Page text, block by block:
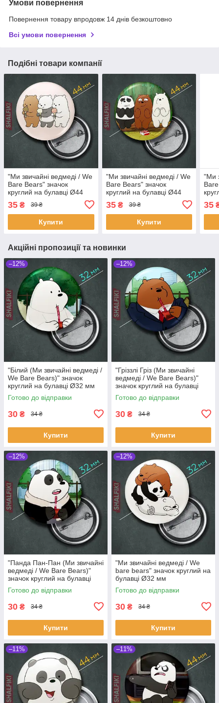
Умови повернення
Повернення товару впродовж 14 днів безкоштовно
Всі умови повернення
Подібні товари компанії
"Ми звичайні ведмеді / We
Bare Bears" значок
круглий на булавці Ø44
35 ₴ 39 ₴
Купити
"Ми звичайні ведмеді / We
Bare Bears" значок
круглий на булавці Ø44
35₴ 39 ₴
Купити
"Ми
35
Акційні пропозиції та новинки
–12%
"Білий (Ми звичайні ведмеді /
We Bare Bears)" значок
круглий на булавці Ø32 мм
Готово до відправки
30 ₴ 34 ₴
Купити
–12%
"Гріззлі Гріз (Ми звичайні
ведмеді / We Bare Bears)"
значок круглий на булавці
Ø32 мм
Готово до відправки
30 ₴ 34 ₴
Купити
–12%
"Панда Пан-Пан (Ми звичайні
ведмеді / We Bare Bears)"
значок круглий на булавці
Ø32 мм
Готово до відправки
30 ₴ 34 ₴
Купити
–12%
"Ми звичайні ведмеді / We
bare bears" значок круглий на
булавці Ø32 мм
Готово до відправки
30 ₴ 34 ₴
Купити
–11% –11%